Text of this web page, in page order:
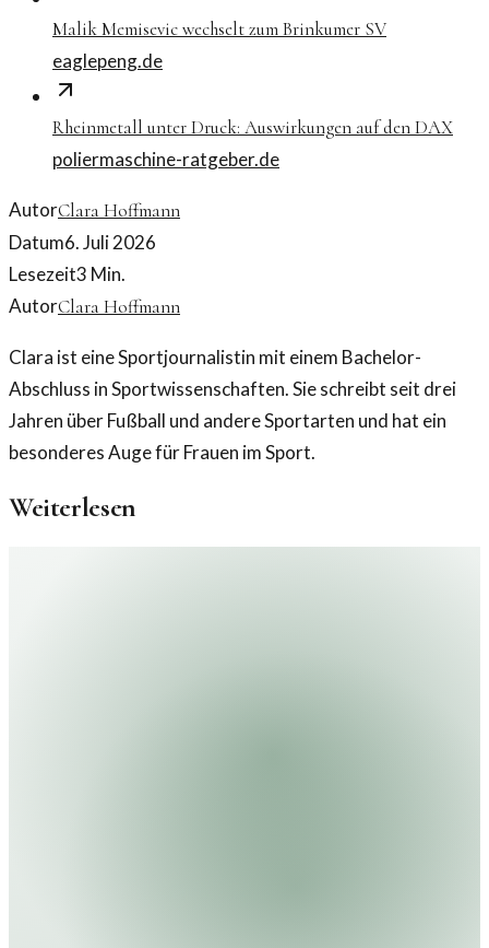
Malik Memisevic wechselt zum Brinkumer SV
eaglepeng.de
Rheinmetall unter Druck: Auswirkungen auf den DAX
poliermaschine-ratgeber.de
AutorClara Hoffmann
Datum6. Juli 2026
Lesezeit3 Min.
AutorClara Hoffmann
Clara ist eine Sportjournalistin mit einem Bachelor-
Abschluss in Sportwissenschaften. Sie schreibt seit drei
Jahren über Fußball und andere Sportarten und hat ein
besonderes Auge für Frauen im Sport.
Weiterlesen